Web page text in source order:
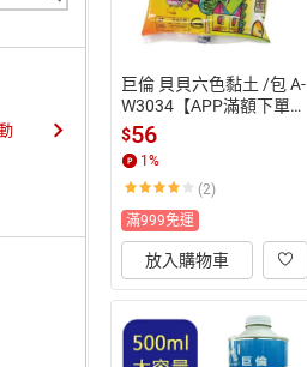
巨倫 貝貝六色黏土 /包 A-
W3034【APP滿額下單1
0%點數(單一帳號最高15
00點)】8/31止
$56
1%
(2)
滿999免運
放入購物車